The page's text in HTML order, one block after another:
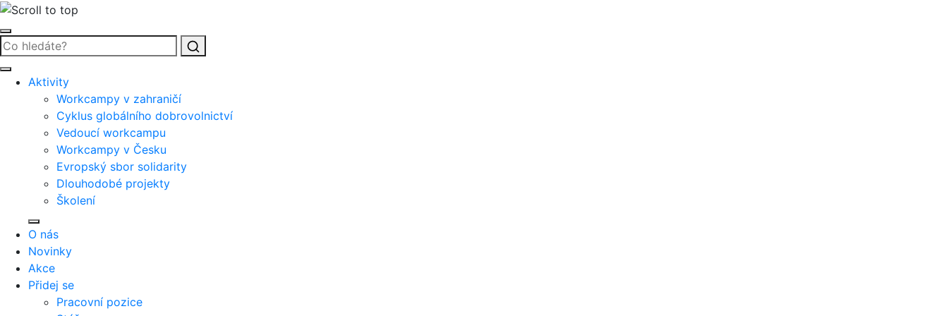
Vyhledat
Aktivity
Workcampy v zahraničí
Cyklus globálního dobrovolnictví
Vedoucí workcampu
Workcampy v Česku
Evropský sbor solidarity
Dlouhodobé projekty
Školení
O nás
Novinky
Akce
Přidej se
Pracovní pozice